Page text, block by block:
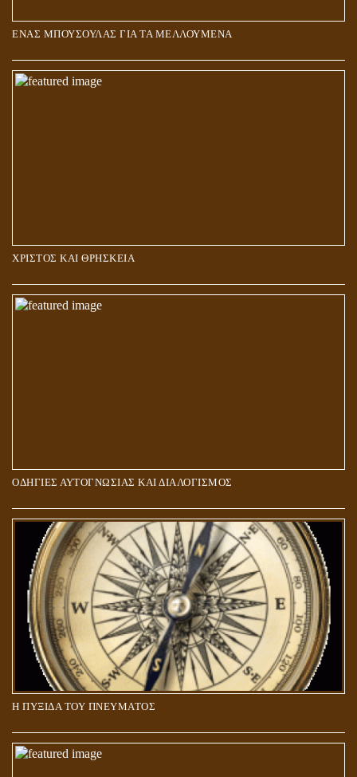
ΕΝΑΣ ΜΠΟΥΣΟΥΛΑΣ ΓΙΑ ΤΑ ΜΕΛΛΟΥΜΕΝΑ
ΧΡΙΣΤΟΣ ΚΑΙ ΘΡΗΣΚΕΙΑ
ΟΔΗΓΙΕΣ ΑΥΤΟΓΝΩΣΙΑΣ ΚΑΙ ΔΙΑΛΟΓΙΣΜΟΣ
Η ΠΥΞΙΔΑ ΤΟΥ ΠΝΕΥΜΑΤΟΣ
Η ΕΠΑΦΗ ΜΕ ΤΟ ΠΝΕΥΜΑ
ΠΟΙΟΙ ΕΠΙΛΕΓΟΥΝ ΤΟΝ ΔΡΟΜΟ ΤΗΣ ΑΛΗΘΕΙΑΣ;
5Η ΔΙΑΣΤΑΣΗ ΚΑΙ ΠΝΕΥΜΑΤΙΚΗ ΑΡΠΑΓΗ: ΔΥΟ ΔΙΑΦΟΡΕΤΙΚΕΣ
ΚΑΤΑΣΤΑΣΕΙΣ